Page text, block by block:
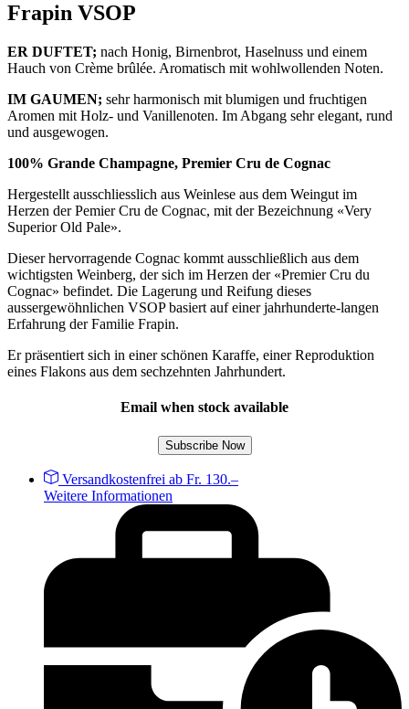
Frapin VSOP
ER DUFTET; nach Honig, Birnenbrot, Haselnuss und einem
Hauch von Crème brûlée. Aromatisch mit wohlwollenden Noten.
IM GAUMEN; sehr harmonisch mit blumigen und fruchtigen
Aromen mit Holz- und Vanillenoten. Im Abgang sehr elegant, rund
und ausgewogen.
100% Grande Champagne, Premier Cru de Cognac
Hergestellt ausschliesslich aus Weinlese aus dem Weingut im
Herzen der Pemier Cru de Cognac, mit der Bezeichnung «Very
Superior Old Pale».
Dieser hervorragende Cognac kommt ausschließlich aus dem
wichtigsten Weinberg, der sich im Herzen der «Premier Cru du
Cognac» befindet. Die Lagerung und Reifung dieses
aussergewöhnlichen VSOP basiert auf einer jahrhunderte-langen
Erfahrung der Familie Frapin.
Er präsentiert sich in einer schönen Karaffe, einer Reproduktion
eines Flakons aus dem sechzehnten Jahrhundert.
Email when stock available
Subscribe Now
Versandkostenfrei ab Fr. 130.–
Weitere Informationen